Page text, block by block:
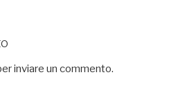
inviare un commento.